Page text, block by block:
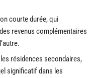
courte durée, qui
revenus complémentaires
résidences secondaires,
significatif dans les